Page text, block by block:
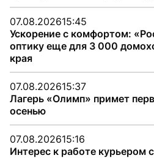
07.08.202615:45
Ускорение с комфортом:
оптику еще для 3 000
края
07.08.202615:37
Лагерь «Олимп» примет
осенью
07.08.202615:16
Интерес к работе курьером